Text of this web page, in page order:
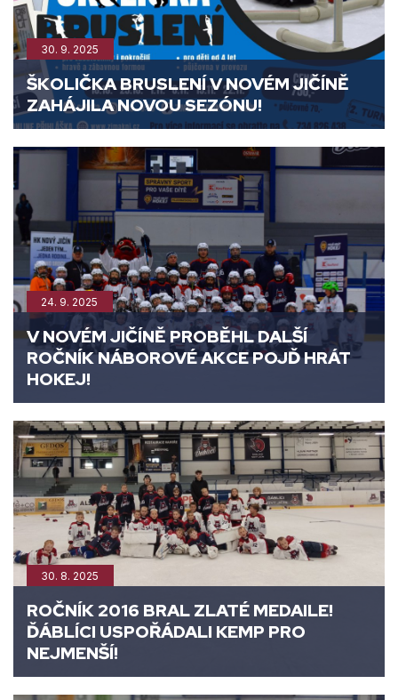
30. 9. 2025
ŠKOLIČKA BRUSLENÍ V NOVÉM JIČÍNĚ
ZAHÁJILA NOVOU SEZÓNU!
24. 9. 2025
V NOVÉM JIČÍNĚ PROBĚHL DALŠÍ
ROČNÍK NÁBOROVÉ AKCE POJĎ HRÁT
HOKEJ!
30. 8. 2025
ROČNÍK 2016 BRAL ZLATÉ MEDAILE!
ĎÁBLÍCI USPOŘÁDALI KEMP PRO
NEJMENŠÍ!